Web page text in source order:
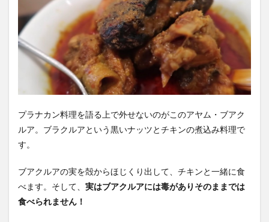
プラナカン料理を語る上で外せないのがこのアヤム・ブアク
ルア。ブラクルアという黒いナッツとチキンの煮込み料理で
す。
ブアクルアの実を殻からほじくり出して、チキンと一緒に食
べます。そして、 実はブアクルアには毒がありそのままでは
食べられません！